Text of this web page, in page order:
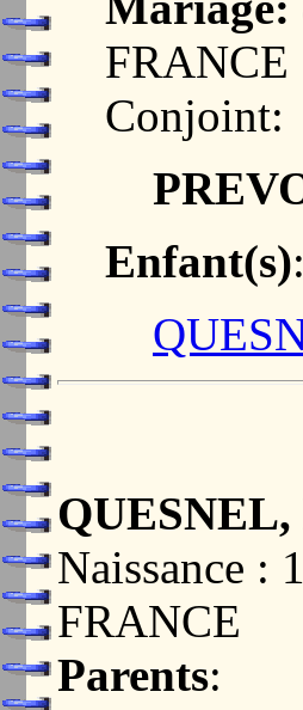
FRANCE
Conjoint:
Enfant(s):
Naissance :
FRANCE
Parents: